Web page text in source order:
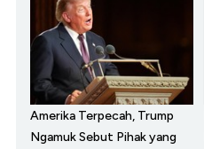
Amerika Terpecah, Trump
Ngamuk Sebut Pihak yang